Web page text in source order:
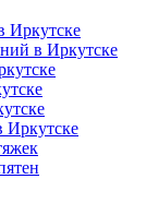
Иркутске
в Иркутске
Иркутске